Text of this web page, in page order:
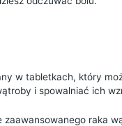
w tabletkach, który
i spowalniać ich
zaawansowanego raka